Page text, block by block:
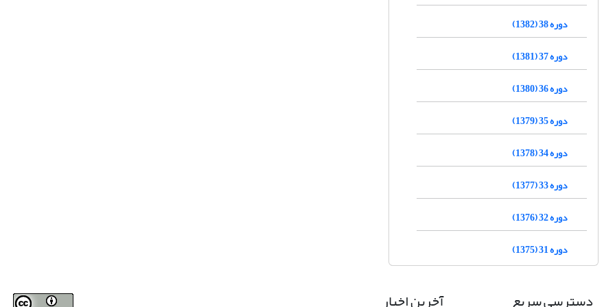
دوره 38 (1382)
دوره 37 (1381)
دوره 36 (1380)
دوره 35 (1379)
دوره 34 (1378)
دوره 33 (1377)
دوره 32 (1376)
دوره 31 (1375)
دسترسی سریع آخرین اخبار